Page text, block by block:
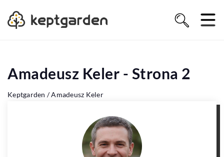
Amadeusz Keler - Strona 2
Keptgarden /Amadeusz Keler